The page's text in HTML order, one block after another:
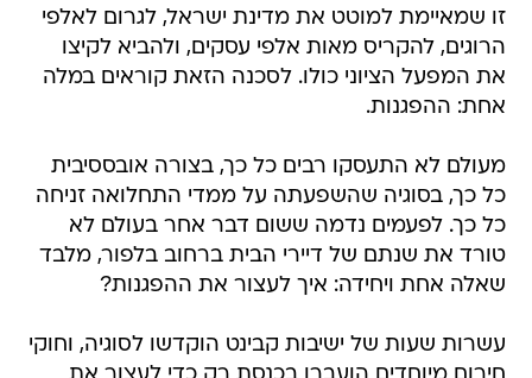
זו שמאיימת למוטט את מדינת ישראל, לגרום לאלפי
הרוגים, להקריס מאות אלפי עסקים, ולהביא לקיצו
את המפעל הציוני כולו. לסכנה הזאת קוראים במלה
אחת: ההפגנות.
מעולם לא התעסקו רבים כל כך, בצורה אובססיבית
כל כך, בסוגיה שהשפעתה על ממדי התחלואה זניחה
כל כך. לפעמים נדמה ששום דבר אחר בעולם לא
טורד את שנתם של דיירי הבית ברחוב בלפור, מלבד
שאלה אחת ויחידה: איך לעצור את ההפגנות?
עשרות שעות של ישיבות קבינט הוקדשו לסוגיה, וחוקי